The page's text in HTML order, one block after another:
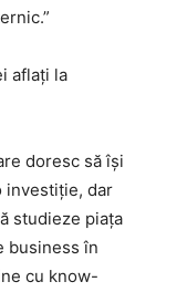
aflați la
doresc să își
investiție, dar
studieze piața
business în
cu know-